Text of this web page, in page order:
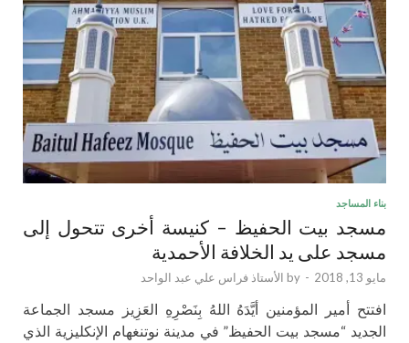
بناء المساجد
مسجد بيت الحفيظ – كنيسة أخرى تتحول إلى
مسجد على يد الخلافة الأحمدية
مايو 13, 2018 -
by الأستاذ فراس علي عبد الواحد
افتتح أمير المؤمنين أيَّدَهُ اللهُ بِنَصْرِهِ العَزِيز مسجد الجماعة
الجديد “مسجد بيت الحفيظ” في مدينة نوتنغهام الإنكليزية الذي